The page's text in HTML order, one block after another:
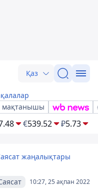
Қаз
мақтанышы
€539.52 ₽5.73
жаңалықтары
10:27, 25 ақпан 2022